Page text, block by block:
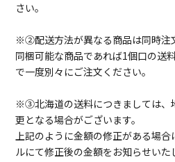
さい。
※②配送方法が異なる商品は同時注
同梱可能な商品であれば1個口の送
で一度別々にご注文ください。
※③北海道の送料につきましては、
更となる場合がございます。
上記のように金額の修正がある場
ルにて修正後の金額をお知らせいた